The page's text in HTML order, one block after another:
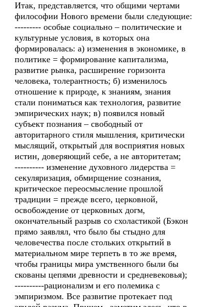
Итак, представляется, что общими чертами
философии Нового времени были следующие:
--------- особые социально – политические и
культурные условия, в которых она
формировалась: а) изменения в экономике, в
политике = формирование капитализма,
развитие рынка, расширение горизонта
человека, толерантность; б) изменилось
отношение к природе, к знаниям, знания
стали пониматься как технология, развитие
эмпирических наук; в) появился новый
субъект познания – свободный от
авторитарного стиля мышления, критически
мыслящий, открытый для восприятия новых
истин, доверяющий себе, а не авторитетам;
---------- изменение духовного лидерства =
секуляризация, обмирщение сознания,
критическое переосмысление прошлой
традиции = прежде всего, церковной,
освобождение от церковных догм,
окончательный разрыв со схоластикой (Бэкон
прямо заявлял, что было бы стыдно для
человечества после стольких открытий в
материальном мире терпеть в то же время,
чтобы границы мира умственного были бы
скованы цепями древности и средневековья);
----------рационализм и его полемика с
эмпиризмом. Все развитие протекает под